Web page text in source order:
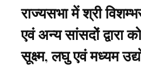
राज्यसभा में श्री
एवं अन्य सांसदों द्वारा
सूक्ष्म, लघु एवं मध्यम